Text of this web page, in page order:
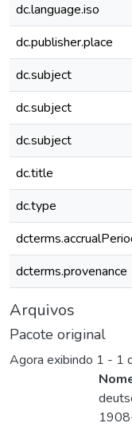
dc.language.iso
dc.publisher.place
dc.subject
dc.subject
dc.subject
dc.title
dc.type
dcterms.provenance
Arquivos
Pacote original
Agora exibindo 1 - 1